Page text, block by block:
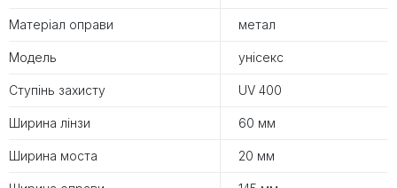
Матеріал оправи метал
Модель унісекс
Ступінь захисту UV 400
Ширина лінзи 60 мм
Ширина моста 20 мм